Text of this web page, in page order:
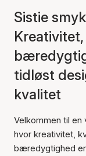
Sistie
Kreativitet,
tidløst
kvalitet
Velkommen til en
hvor kreativitet,
bæredygtighed